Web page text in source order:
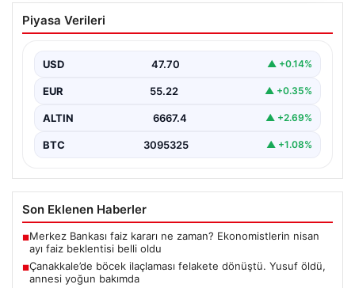
Çanakkale’de böcek ilaçlaması felakete
dönüştü. Yusuf öldü, annesi yoğun
Piyasa Verileri
USD 47.70 ▲ +0.14%
EUR 55.22 ▲ +0.35%
ALTIN 6667.4 ▲ +2.69%
BTC 3095325 ▲ +1.08%
Son Eklenen Haberler
■Merkez Bankası faiz kararı ne zaman? Ekonomistlerin nisan
ayı faiz beklentisi belli oldu
■Çanakkale’de böcek ilaçlaması felakete dönüştü. Yusuf öldü,
annesi yoğun bakımda